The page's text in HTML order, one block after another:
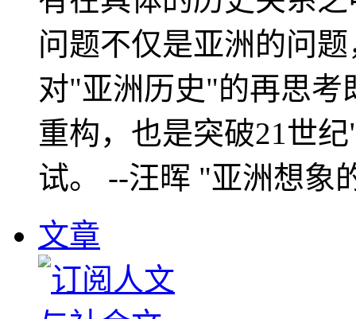
问题不仅是亚洲的问
对"亚洲历史"的再思考
重构，也是突破21世
试。 --汪晖 "亚洲想象
文章